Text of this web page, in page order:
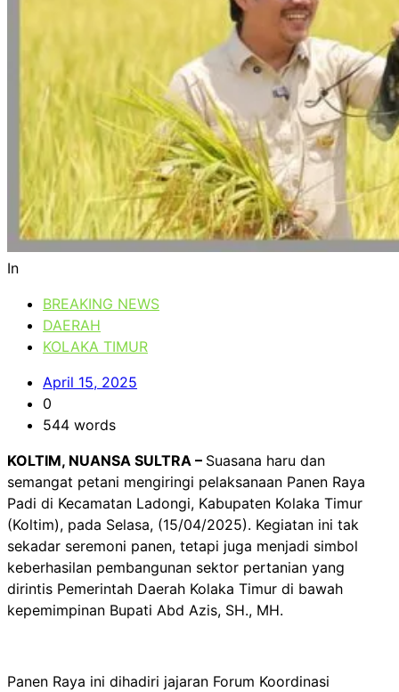
In
BREAKING NEWS
DAERAH
KOLAKA TIMUR
April 15, 2025
0
544 words
KOLTIM, NUANSA SULTRA – Suasana haru dan
semangat petani mengiringi pelaksanaan Panen Raya
Padi di Kecamatan Ladongi, Kabupaten Kolaka Timur
(Koltim), pada Selasa, (15/04/2025). Kegiatan ini tak
sekadar seremoni panen, tetapi juga menjadi simbol
keberhasilan pembangunan sektor pertanian yang
dirintis Pemerintah Daerah Kolaka Timur di bawah
kepemimpinan Bupati Abd Azis, SH., MH.
Panen Raya ini dihadiri jajaran Forum Koordinasi